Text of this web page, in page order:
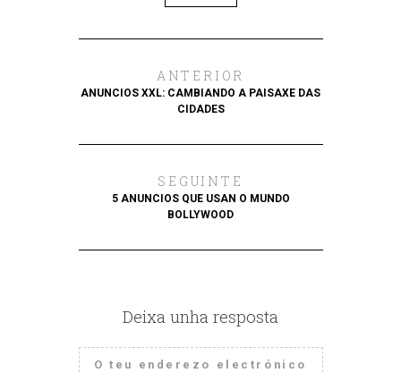
ANTERIOR
ANUNCIOS XXL: CAMBIANDO A PAISAXE DAS
CIDADES
SEGUINTE
5 ANUNCIOS QUE USAN O MUNDO
BOLLYWOOD
Deixa unha resposta
O teu enderezo electrónico